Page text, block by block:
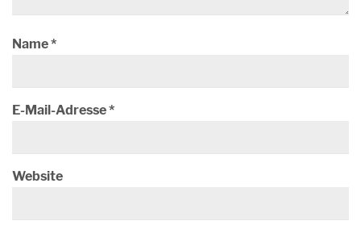
Name*
E-Mail-Adresse*
Website